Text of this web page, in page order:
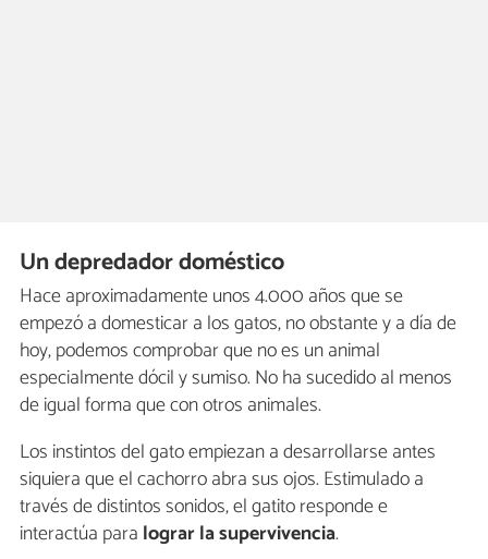
Un depredador doméstico
Hace aproximadamente unos 4.000 años que se
empezó a domesticar a los gatos, no obstante y a día de
hoy, podemos comprobar que no es un animal
especialmente dócil y sumiso. No ha sucedido al menos
de igual forma que con otros animales.
Los instintos del gato empiezan a desarrollarse antes
siquiera que el cachorro abra sus ojos. Estimulado a
través de distintos sonidos, el gatito responde e
interactúa para lograr la supervivencia.